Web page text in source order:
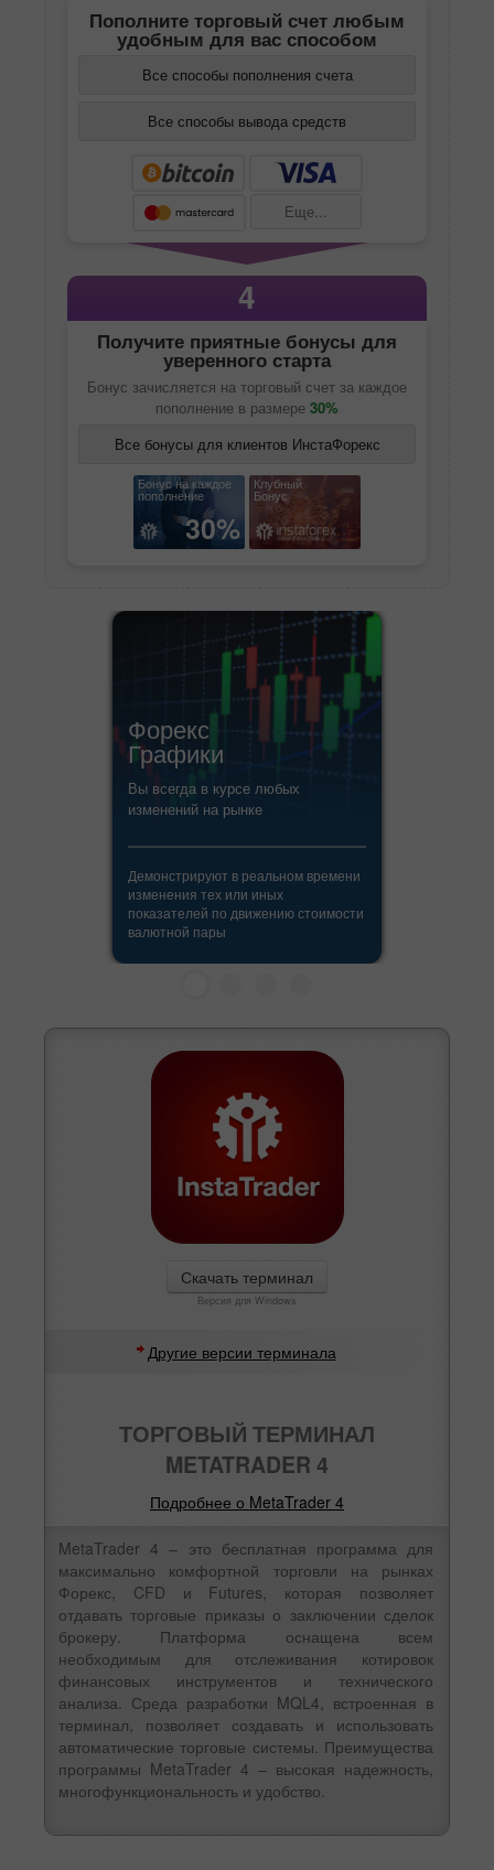
Пополните торговый счет любым
удобным для вас способом
Все способы пополнения счета
Все способы вывода средств
Еще...
4
Получите приятные бонусы для
уверенного старта
Бонус зачисляется на торговый счет за каждое
пополнение в размере 30%
Все бонусы для клиентов ИнстаФорекс
Бонус на каждое
пополнение
30%
Клубный
Бонус
Форекс
Графики
Вы всегда в курсе любых
изменений на рынке
Демонстрируют в реальном времени
изменения тех или иных
показателей по движению стоимости
валютной пары
Скачать терминал
Версия для Windows
Другие версии терминала
ТОРГОВЫЙ ТЕРМИНАЛ
METATRADER 4
Подробнее о MetaTrader 4
MetaTrader 4 – это бесплатная программа для
максимально комфортной торговли на рынках
Форекс, CFD и Futures, которая позволяет
отдавать торговые приказы о заключении сделок
брокеру. Платформа оснащена всем
необходимым для отслеживания котировок
финансовых инструментов и технического
анализа. Среда разработки MQL4, встроенная в
терминал, позволяет создавать и использовать
автоматические торговые системы. Преимущества
программы MetaTrader 4 – высокая надежность,
многофункциональность и удобство.